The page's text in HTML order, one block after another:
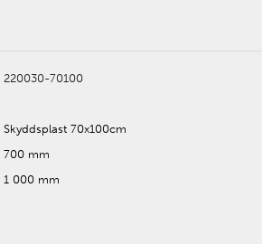
220030-70100
Skyddsplast 70x100cm
700 mm
1 000 mm